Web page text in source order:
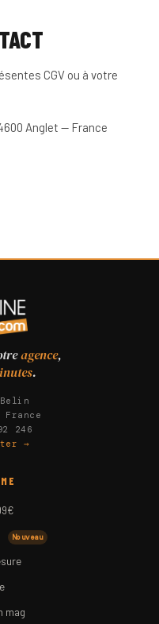
CGV ou à votre
Anglet — France
agence,
.
246
→
Nouveau
mag